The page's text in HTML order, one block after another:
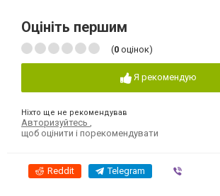
Оцініть першим
(0 оцінок)
Я рекомендую
Ніхто ще не рекомендував
Авторизуйтесь
щоб оцінити і порекомендувати
Reddit Telegram